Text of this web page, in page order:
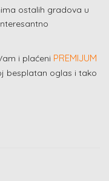
ostalih gradova u
i plaćeni PREMIJUM
besplatan oglas i tako